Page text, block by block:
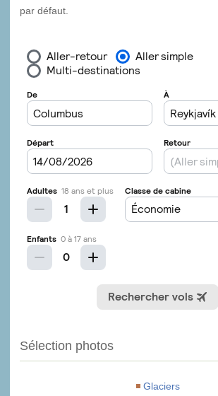
par défaut.
Sélection photos
Glaciers